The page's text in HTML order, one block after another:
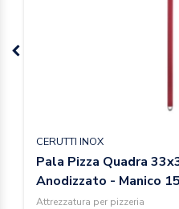
CERUTTI INOX
Pala Pizza Quadra
Anodizzato - Manico
Attrezzatura per pizzeria